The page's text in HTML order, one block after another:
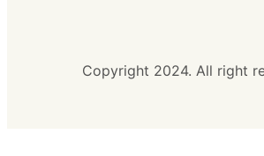
Copyright 2024. All right